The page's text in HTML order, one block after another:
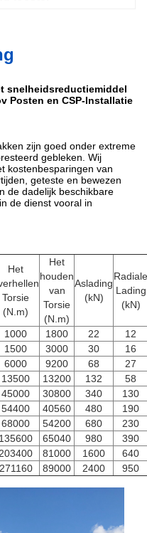
snelheidsreductiemiddel
Posten en CSP-Installatie
zijn goed onder extreme
gebleken. Wij
kostenbesparingen van
geteste en bewezen
de dadelijk beschikbare
de dienst vooral in
Het
Torsie
(N.m)
Het
houden
van
Torsie
(N.m)
Aslading
(kN)
Radiale
Lading
(kN)
1000 1800 22
12
1500 3000 30
16
6000 9200 68
27
13500 13200 132
58
45000 30800 340
130
54400 40560 480
190
68000 54200 680
230
135600 65040 980
390
203400 81000 1600
640
271160 89000 2400 950